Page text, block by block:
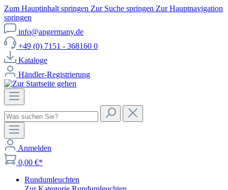
Zum Hauptinhalt springen Zur Suche springen Zur Hauptnavigation
springen
info@apgermany.de
+49 (0) 7151 - 368160 0
Kataloge
Händler-Registrierung
Anmelden
0,00 €*
Rundumleuchten